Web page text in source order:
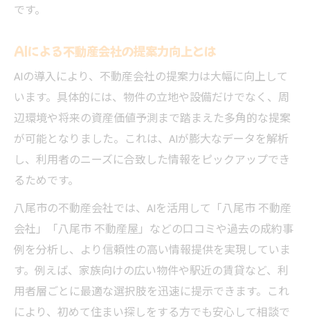
八尾市の不動産会社口コミ活用術を徹底解
説
信頼できる不動産を口コミとAIで見極める
方法
八尾市の不動産屋選びでAIが参考になる理
由
口コミ評価とAI分析が不動産選びに効く場
面
です。
AIによる不動産会社の提案力向上とは
AIの導入により、不動産会社の提案力は大幅に向上して
います。具体的には、物件の立地や設備だけでなく、周
辺環境や将来の資産価値予測まで踏まえた多角的な提案
が可能となりました。これは、AIが膨大なデータを解析
し、利用者のニーズに合致した情報をピックアップでき
るためです。
八尾市の不動産会社では、AIを活用して「八尾市 不動産
会社」「八尾市 不動産屋」などの口コミや過去の成約事
例を分析し、より信頼性の高い情報提供を実現していま
す。例えば、家族向けの広い物件や駅近の賃貸など、利
用者層ごとに最適な選択肢を迅速に提示できます。これ
により、初めて住まい探しをする方でも安心して相談で